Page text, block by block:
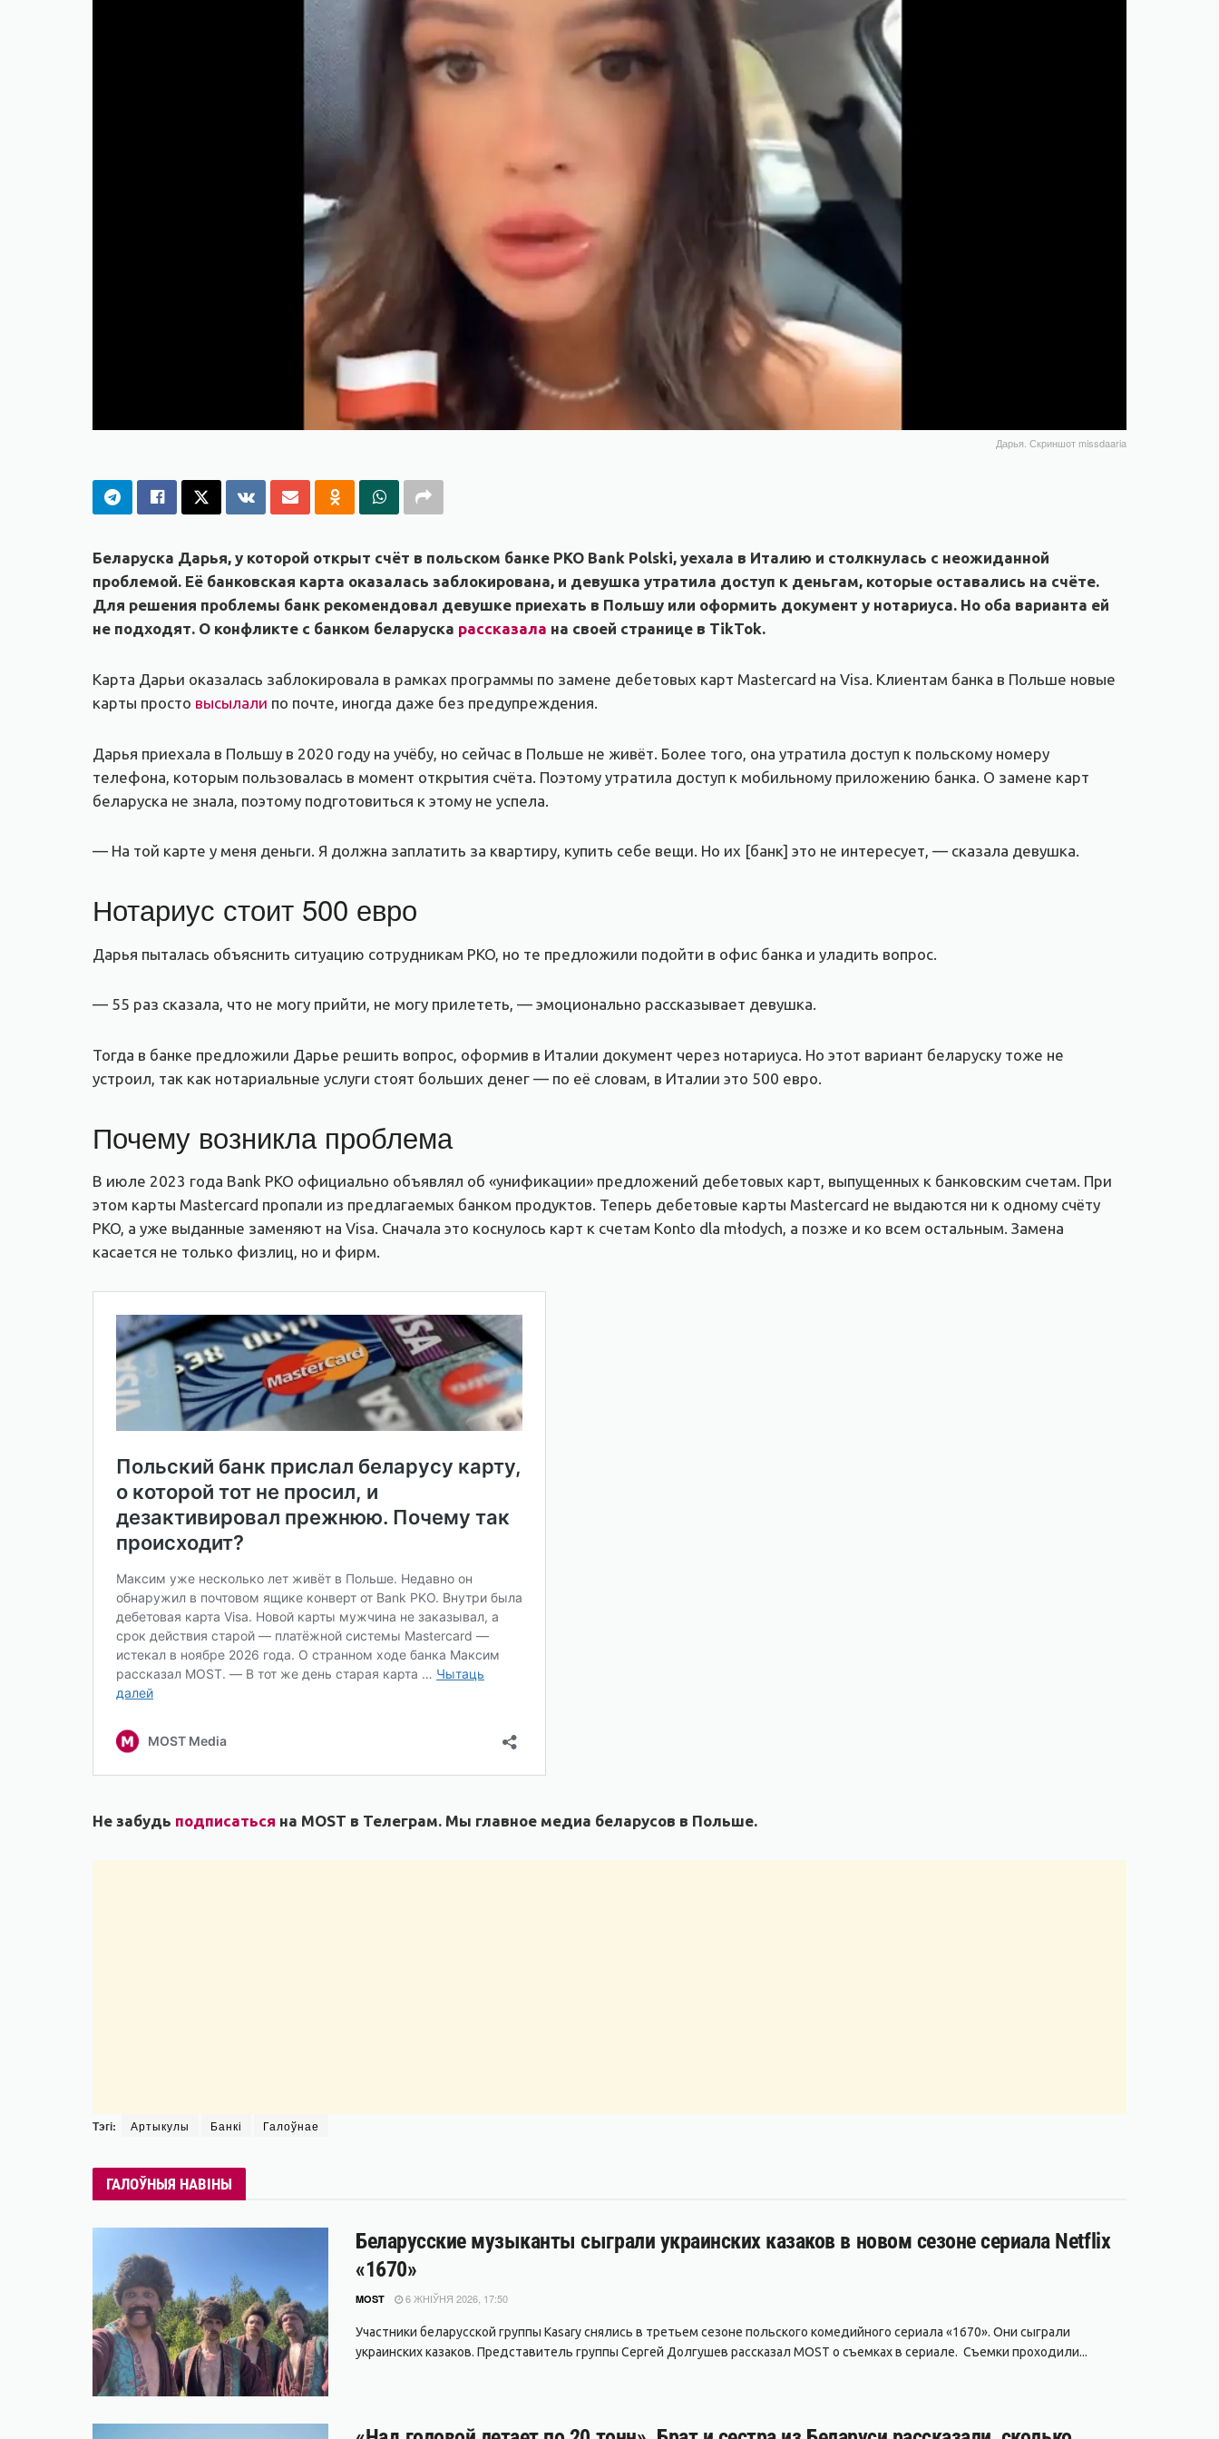
Дарья. Скриншот missdaaria
Беларуска Дарья, у которой открыт счёт в польском банке PKO Bank Polski, уехала в Италию и столкнулась с неожиданной
проблемой. Её банковская карта оказалась заблокирована, и девушка утратила доступ к деньгам, которые оставались на счёте.
Для решения проблемы банк рекомендовал девушке приехать в Польшу или оформить документ у нотариуса. Но оба варианта ей
не подходят. О конфликте с банком беларуска рассказала на своей странице в TikTok.
Карта Дарьи оказалась заблокировала в рамках программы по замене дебетовых карт Mastercard на Visa. Клиентам банка в Польше новые
карты просто высылали по почте, иногда даже без предупреждения.
Дарья приехала в Польшу в 2020 году на учёбу, но сейчас в Польше не живёт. Более того, она утратила доступ к польскому номеру
телефона, которым пользовалась в момент открытия счёта. Поэтому утратила доступ к мобильному приложению банка. О замене карт
беларуска не знала, поэтому подготовиться к этому не успела.
— На той карте у меня деньги. Я должна заплатить за квартиру, купить себе вещи. Но их [банк] это не интересует, — сказала девушка.
Нотариус стоит 500 евро
Дарья пыталась объяснить ситуацию сотрудникам PKO, но те предложили подойти в офис банка и уладить вопрос.
— 55 раз сказала, что не могу прийти, не могу прилететь, — эмоционально рассказывает девушка.
Тогда в банке предложили Дарье решить вопрос, оформив в Италии документ через нотариуса. Но этот вариант беларуску тоже не
устроил, так как нотариальные услуги стоят больших денег — по её словам, в Италии это 500 евро.
Почему возникла проблема
В июле 2023 года Bank PKO официально объявлял об «унификации» предложений дебетовых карт, выпущенных к банковским счетам. При
этом карты Mastercard пропали из предлагаемых банком продуктов. Теперь дебетовые карты Mastercard не выдаются ни к одному счёту
PKO, а уже выданные заменяют на Visa. Сначала это коснулось карт к счетам Konto dla młodych, а позже и ко всем остальным. Замена
касается не только физлиц, но и фирм.
Не забудь подписаться на MOST в Телеграм. Мы главное медиа беларусов в Польше.
Тэгі: Артыкулы Банкі Галоўнае
ГАЛОЎНЫЯ НАВІНЫ
Беларусские музыканты сыграли украинских казаков в новом сезоне сериала Netflix
«1670»
MOST 6 ЖНІЎНЯ 2026, 17:50
Участники беларусской группы Kasary снялись в третьем сезоне польского комедийного сериала «1670». Они сыграли
украинских казаков. Представитель группы Сергей Долгушев рассказал MOST о съемках в сериале. Съемки проходили...